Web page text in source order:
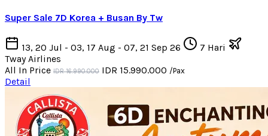
Super Sale 7D Korea + Busan By Tw
13, 20 Jul - 03, 17 Aug - 07, 21 Sep 26
7 Hari
Tway Airlines
All In Price IDR 16.990.000 IDR 15.990.000 /Pax
Detail